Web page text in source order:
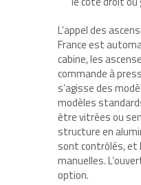
L’appel des
France est
cabine, les
commande à
s’agisse des
modèles
être vitrées ou
structure en
sont contrôlés,
manuelles.
option.